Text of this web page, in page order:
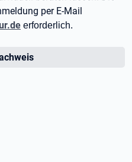
per E-Mail
erforderlich.